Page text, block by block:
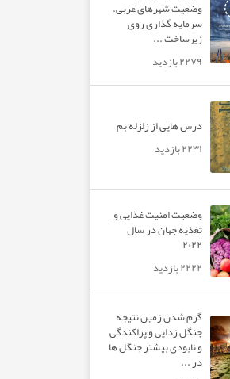
وضعیت شهرهای عربی.
سرمایه گذاری روی
زیرساخت ...
۲۲۷۹ بازدید
درس هایی از زلزله بم
۲۲۳۱ بازدید
وضعیت امنیت غذایی و
تغذیه جهان در سال
۲۰۲۲
۲۲۲۲ بازدید
گرم شدن زمین نتیجه
جنگل زدایی و پراکندگی
و نابودی بیشتر جنگل ها
در ...